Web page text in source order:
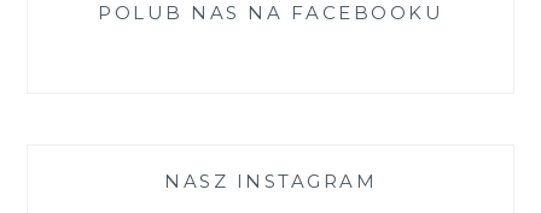
POLUB NAS NA FACEBOOKU
NASZ INSTAGRAM